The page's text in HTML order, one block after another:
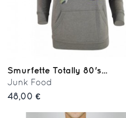
Smurfette Totally 80's...
Junk Food
48,00 €